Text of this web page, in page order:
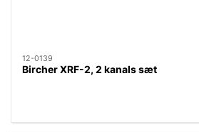
12-0139
Bircher XRF-2, 2 kanals sæt